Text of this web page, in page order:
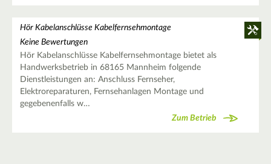
Hör Kabelanschlüsse Kabelfernsehmontage
Keine Bewertungen
Hör Kabelanschlüsse Kabelfernsehmontage bietet als
Handwerksbetrieb in 68165 Mannheim folgende
Dienstleistungen an: Anschluss Fernseher,
Elektroreparaturen, Fernsehanlagen Montage und
gegebenenfalls w…
Zum Betrieb